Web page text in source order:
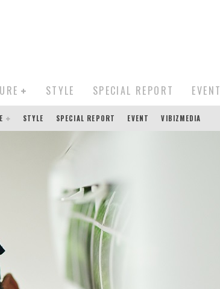
STYLE SPECIAL REPORT EVENT
STYLE SPECIAL REPORT EVENT VIBIZMEDIA